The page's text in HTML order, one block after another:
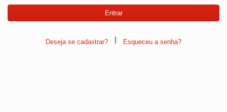
Deseja se cadastrar? | Esqueceu a senha?